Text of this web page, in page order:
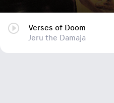
Verses of Doom
Jeru the Damaja